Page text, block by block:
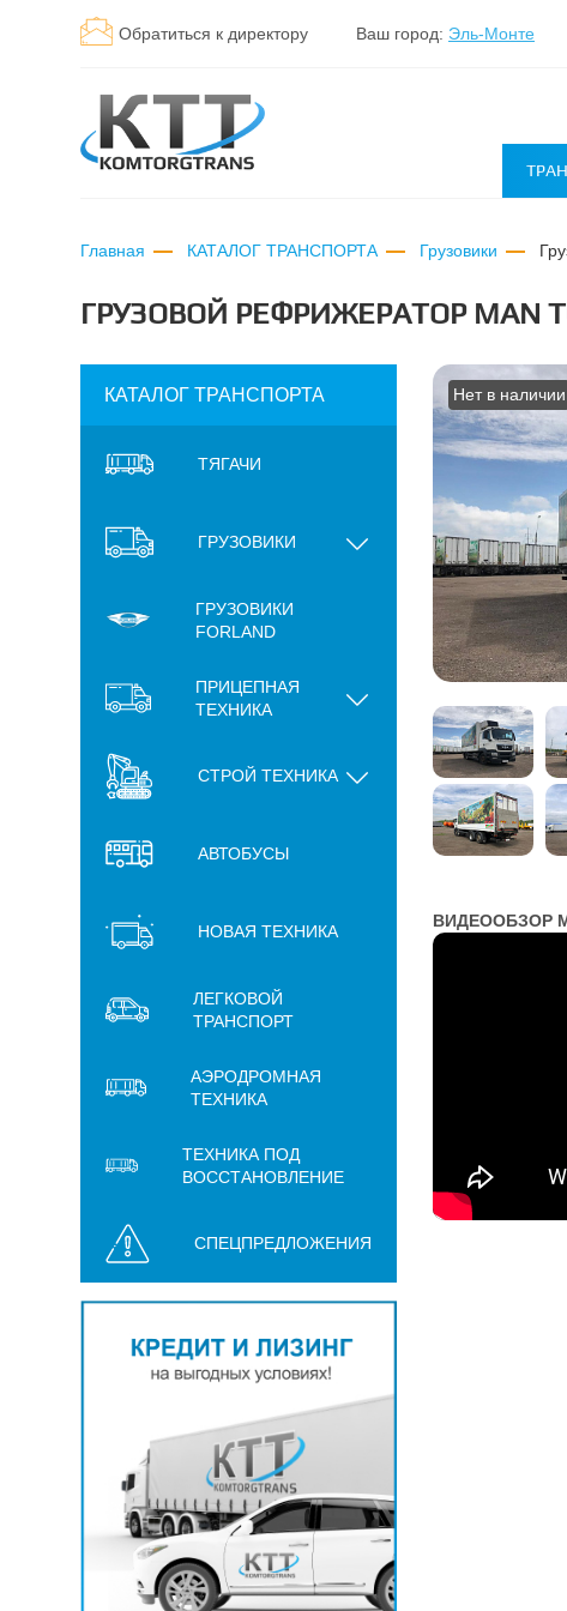
Обратиться к директору Ваш город: Эль-Монте
Главная КАТАЛОГ ТРАНСПОРТА Грузовики
ГРУЗОВОЙ РЕФРИЖЕРАТОР MAN
КАТАЛОГ ТРАНСПОРТА
ТЯГАЧИ
ГРУЗОВИКИ
ГРУЗОВИКИ
FORLAND
ПРИЦЕПНАЯ
ТЕХНИКА
СТРОЙ ТЕХНИКА
АВТОБУСЫ
НОВАЯ ТЕХНИКА
ЛЕГКОВОЙ
ТРАНСПОРТ
АЭРОДРОМНАЯ
ТЕХНИКА
ТЕХНИКА ПОД
ВОССТАНОВЛЕНИЕ
СПЕЦПРЕДЛОЖЕНИЯ
Нет в наличии
ВИДЕООБЗОР